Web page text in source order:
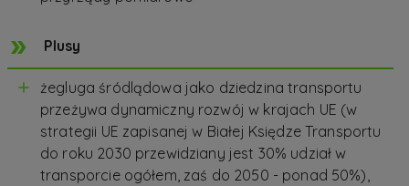
Plusy
żegluga śródlądowa jako dziedzina transportu
przeżywa dynamiczny rozwój w krajach UE (w
strategii UE zapisanej w Białej Księdze Transportu
do roku 2030 przewidziany jest 30% udział w
transporcie ogółem, zaś do 2050 - ponad 50%),